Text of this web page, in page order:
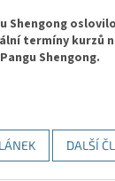
Shengong
termíny kurzů
Shengong.
DALŠÍ